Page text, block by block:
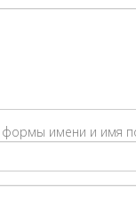
формы имени и имя